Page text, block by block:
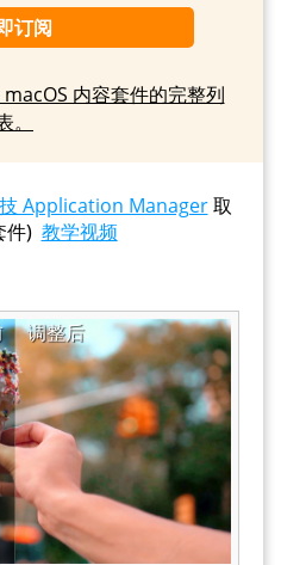
订阅
内容套件的完整列
。
Application Manager取
件) 教学视频
调整后